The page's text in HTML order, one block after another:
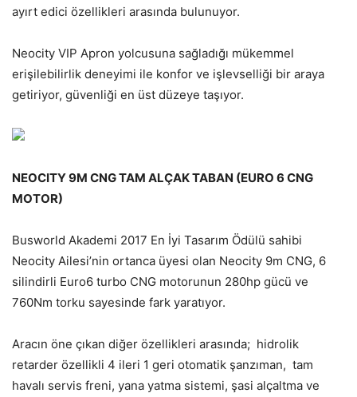
ayırt edici özellikleri arasında bulunuyor.
Neocity VIP Apron yolcusuna sağladığı mükemmel
erişilebilirlik deneyimi ile konfor ve işlevselliği bir araya
getiriyor, güvenliği en üst düzeye taşıyor.
NEOCITY 9M CNG TAM ALÇAK TABAN (EURO 6 CNG
MOTOR)
Busworld Akademi 2017 En İyi Tasarım Ödülü sahibi
Neocity Ailesi’nin ortanca üyesi olan Neocity 9m CNG, 6
silindirli Euro6 turbo CNG motorunun 280hp gücü ve
760Nm torku sayesinde fark yaratıyor.
Aracın öne çıkan diğer özellikleri arasında; hidrolik
retarder özellikli 4 ileri 1 geri otomatik şanzıman, tam
havalı servis freni, yana yatma sistemi, şasi alçaltma ve